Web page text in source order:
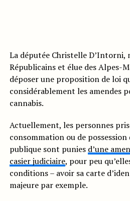
La députée Christelle D’Intorni,
Républicains et élue des Alpes-
déposer une proposition de loi
considérablement les amendes
cannabis.
Actuellement, les personnes
consommation ou de
publique sont punies d’une
casier judiciaire, pour peu
conditions – avoir sa carte
majeure par exemple.